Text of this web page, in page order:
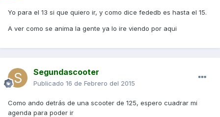
Yo para el 13 si que quiero ir, y como dice fededb es hasta el 15.
A ver como se anima la gente ya lo ire viendo por aqui
Segundascooter
Publicado 16 de Febrero del 2015
Como ando detrás de una scooter de 125, espero cuadrar mi
agenda para poder ir